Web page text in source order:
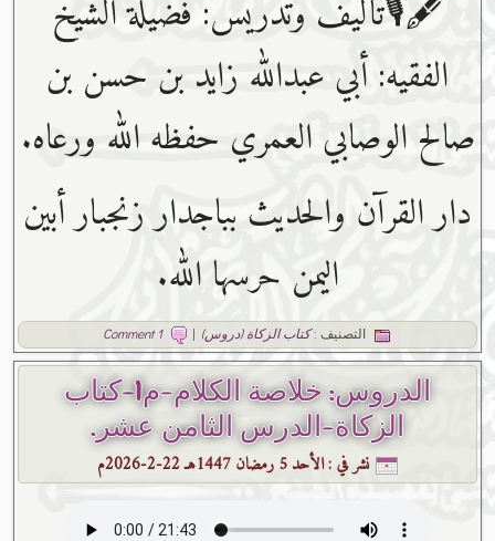
🖋🎙تأليف وتدريس: فضيلة الشيخ
الفقيه: أبي عبدﷲ زايد بن حسن بن
صالح الوصابي العمري حفظه ﷲ ورعاه.
دار القرآن والحديث بباجدار زنجبار أبين
اليمن حرسها الله.
التصنيف :كتاب الزكاة (دروس) |
1 Comment
الدروس: خلاصة الكلام-م1-كتاب
الزكاة-الدرس الثامن عشر.
نشر في :الأحد 5 رمضان 1447هـ 22-2-2026م